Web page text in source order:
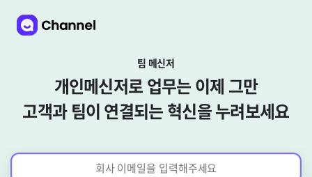
팀 메신저
개인메신저로 업무는 이제 그만
고객과 팀이 연결되는 혁신을 누려보세요